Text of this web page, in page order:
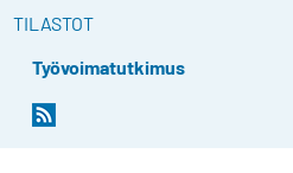
TILASTOT
Työvoimatutkimus